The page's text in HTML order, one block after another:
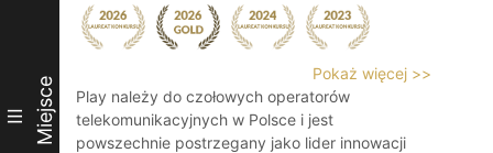
III Miejsce
Pokaż więcej >>
Play należy do czołowych operatorów
telekomunikacyjnych w Polsce i jest
powszechnie postrzegany jako lider innowacji